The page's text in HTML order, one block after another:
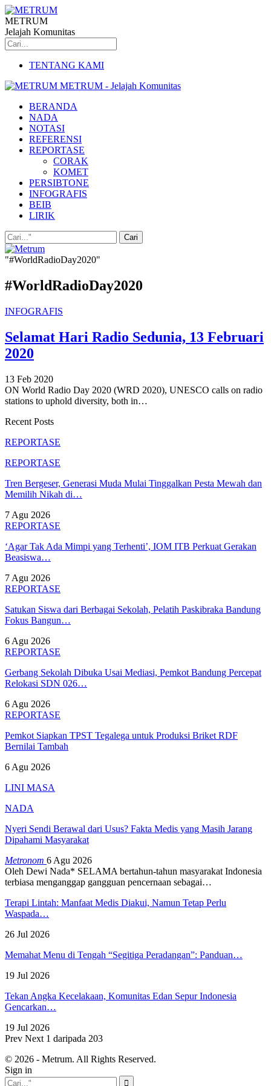
METRUM
Jelajah Komunitas
TENTANG KAMI
METRUM - Jelajah Komunitas
BERANDA
NADA
NOTASI
REFERENSI
REPORTASE
CORAK
KOMET
PERSIBTONE
INFOGRAFIS
BEIB
LIRIK
"#WorldRadioDay2020"
#WorldRadioDay2020
INFOGRAFIS
Selamat Hari Radio Sedunia, 13 Februari
2020
13 Feb 2020
ON World Radio Day 2020 (WRD 2020), UNESCO calls on radio
stations to uphold diversity, both in…
Recent Posts
REPORTASE
REPORTASE
Tren Bergeser, Generasi Muda Mulai Tinggalkan Pesta Mewah dan
Memilih Nikah di…
7 Agu 2026
REPORTASE
‘Agar Tak Ada Mimpi yang Terhenti’, IOM ITB Perkuat Gerakan
Beasiswa…
7 Agu 2026
REPORTASE
Satukan Siswa dari Berbagai Sekolah, Pelatih Paskibraka Bandung
Fokus Bangun…
6 Agu 2026
REPORTASE
Gerbang Sekolah Dibuka Usai Mediasi, Pemkot Bandung Percepat
Relokasi SDN 026…
6 Agu 2026
REPORTASE
Pemkot Siapkan TPST Tegalega untuk Produksi Briket RDF
Bernilai Tambah
6 Agu 2026
LINI MASA
NADA
Nyeri Sendi Berawal dari Usus? Fakta Medis yang Masih Jarang
Dipahami Masyarakat
Metronom 6 Agu 2026
Oleh Dewi Nada* SELAMA bertahun-tahun masyarakat Indonesia
terbiasa menganggap gangguan pencernaan sebagai…
Terapi Lintah: Manfaat Medis Diakui, Namun Tetap Perlu
Waspada…
26 Jul 2026
Memahat Menu di Tengah “Segitiga Peradangan”: Panduan…
19 Jul 2026
Tekan Angka Kecelakaan, Komunitas Edan Sepur Indonesia
Gencarkan…
19 Jul 2026
Prev Next 1 daripada 203
© 2026 - Metrum. All Rights Reserved.
Sign in